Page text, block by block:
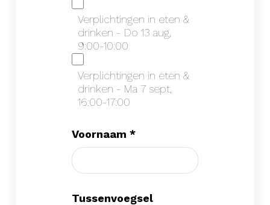
Verplichtingen in eten &
drinken - Do 13 aug,
9:00-10:00
Verplichtingen in eten &
drinken - Ma 7 sept,
16:00-17:00
Voornaam *
Tussenvoegsel